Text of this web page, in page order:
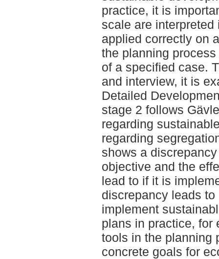
practice, it is
scale are
applied correctly on
the planning
of a specified case.
and interview, it is
Detailed
stage 2 follows
regarding
regarding
shows a
objective and the
lead to if it is
discrepancy leads
implement
plans in practice, for
tools in the planning
concrete goals for